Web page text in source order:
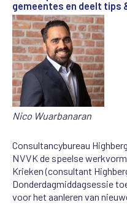
gemeentes en deelt tips
Nico Wuarbanaran
Consultancybureau
NVVK de speelse
Krieken (consultant
Donderdagmiddagsessie
voor het aanleren van